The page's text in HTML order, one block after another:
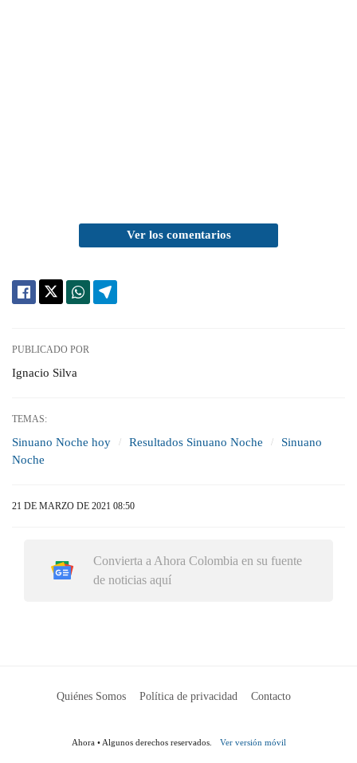
Ver los comentarios
PUBLICADO POR
Ignacio Silva
TEMAS:
Sinuano Noche hoy Resultados Sinuano Noche
Sinuano
Noche
21 DE MARZO DE 2021 08:50
Convierta a Ahora Colombia en su fuente
de noticias aquí
Quiénes Somos Política de privacidad Contacto
Ahora • Algunos derechos reservados. Ver versión móvil